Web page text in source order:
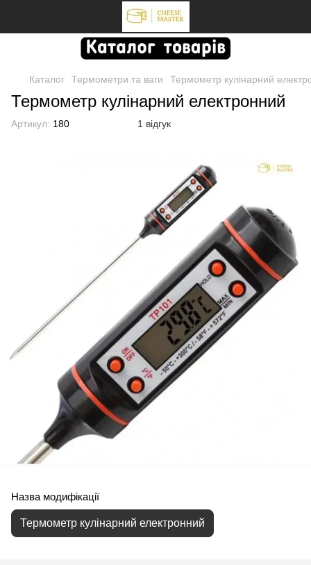
Каталог Термометри та ваги Термометр кулінарний
Термометр кулінарний електронний
Артикул: 180 1 відгук
Назва модифікації
Термометр кулінарний електронний